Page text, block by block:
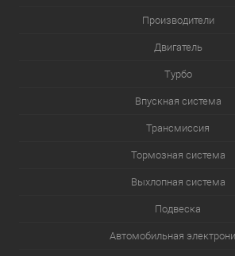
Производители
Двигатель
Турбо
Впускная система
Трансмиссия
Тормозная система
Выхлопная система
Подвеска
Автомобильная